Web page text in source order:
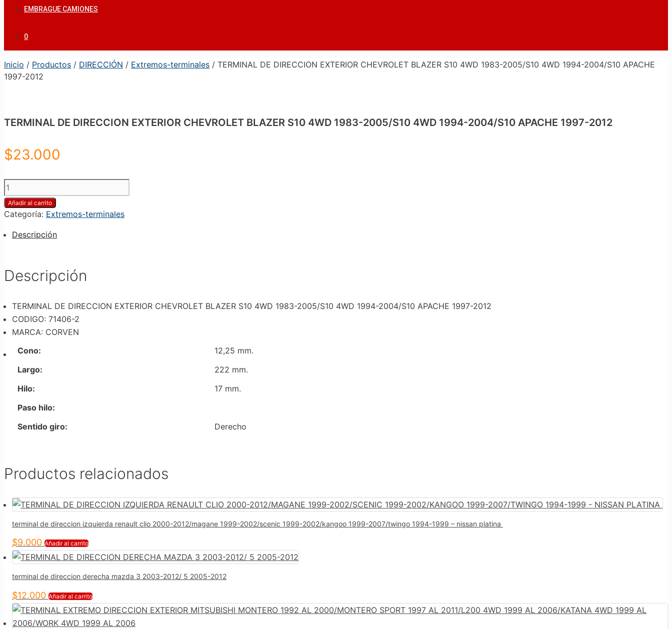
EMBRAGUE CAMIONES
0
Inicio / Productos / DIRECCIÓN / Extremos-terminales / TERMINAL DE DIRECCION EXTERIOR CHEVROLET BLAZER S10 4WD 1983-2005/S10 4WD 1994-2004/S10 APACHE
1997-2012
TERMINAL DE DIRECCION EXTERIOR CHEVROLET BLAZER S10 4WD 1983-2005/S10 4WD 1994-2004/S10 APACHE 1997-2012
$23.000
TERMINAL
DE
DIRECCION
EXTERIOR
CHEVROLET
4WD
1983-
4WD
1994-
2004/S10
1997-
2012
cantidad
Añadir al carrito
Categoría: Extremos-terminales
Descripción
Descripción
TERMINAL DE DIRECCION EXTERIOR CHEVROLET BLAZER S10 4WD 1983-2005/S10 4WD 1994-2004/S10 APACHE 1997-2012
CODIGO: 71406-2
MARCA: CORVEN
Cono:
12,25 mm.
Largo:
222 mm.
Hilo:
17 mm.
Paso hilo:
Sentido giro:
Derecho
Productos relacionados
terminal de direccion izquierda renault clio 2000-2012/magane 1999-2002/scenic 1999-2002/kangoo 1999-2007/twingo 1994-1999 – nissan platina
$9.000 Añadir al carrito
terminal de direccion derecha mazda 3 2003-2012/ 5 2005-2012
$12.000 Añadir al carrito